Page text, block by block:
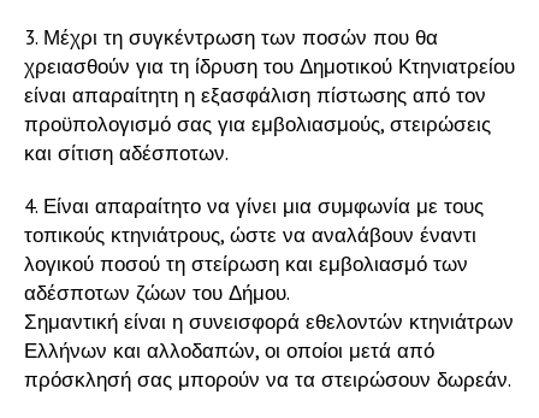
3. Μέχρι τη συγκέντρωση των ποσών που θα
χρειασθούν για τη ίδρυση του Δημοτικού Κτηνιατρείου
είναι απαραίτητη η εξασφάλιση πίστωσης από τον
προϋπολογισμό σας για εμβολιασμούς, στειρώσεις
και σίτιση αδέσποτων.
4. Είναι απαραίτητο να γίνει μια συμφωνία με τους
τοπικούς κτηνιάτρους, ώστε να αναλάβουν έναντι
λογικού ποσού τη στείρωση και εμβολιασμό των
αδέσποτων ζώων του Δήμου.
Σημαντική είναι η συνεισφορά εθελοντών κτηνιάτρων
Ελλήνων και αλλοδαπών, οι οποίοι μετά από
πρόσκλησή σας μπορούν να τα στειρώσουν δωρεάν.